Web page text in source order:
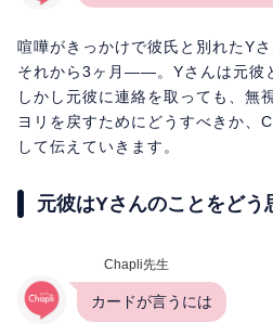
喧嘩がきっかけで彼氏と別れたYさ
それから3ヶ月――。Yさんは元彼
しかし元彼に連絡を取っても、無
ヨリを戻すためにどうすべきか、
して伝えていきます。
元彼はYさんのことをどう
Chapli先生
カードが言うには